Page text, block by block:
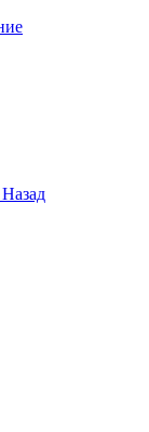
Назад